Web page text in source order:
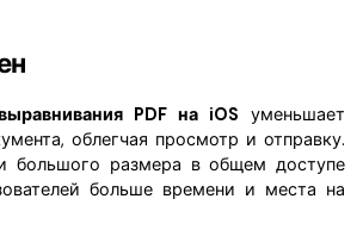
PDF на iOS уменьшает
облегчая просмотр и отправку.
большого размера в общем доступе
больше времени и места на